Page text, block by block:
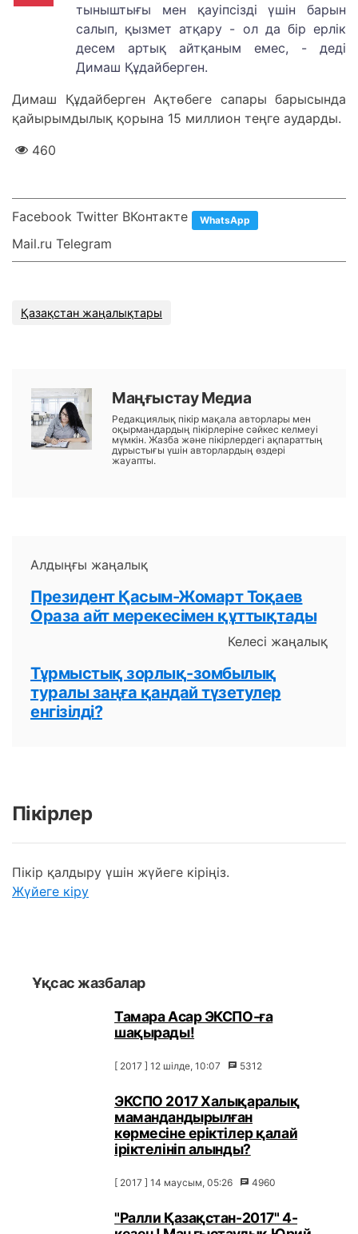
тыныштығы мен қауіпсізді үшін барын
салып, қызмет атқару - ол да бір ерлік
десем артық айтқаным емес, - деді
Димаш Құдайберген.
Димаш Құдайберген Ақтөбеге сапары барысында
қайырымдылық қорына 15 миллион теңге аударды.
460
Facebook Twitter ВКонтакте WhatsApp
Mail.ru Telegram
Қазақстан жаңалықтары
Маңғыстау Медиа
Редакциялық пікір мақала авторлары мен
оқырмандардың пікірлеріне сәйкес келмеуі
мүмкін. Жазба және пікірлердегі ақпараттың
дұрыстығы үшін авторлардың өздері
жауапты.
Алдыңғы жаңалық
Президент Қасым-Жомарт Тоқаев
Ораза айт мерекесімен құттықтады
Келесі жаңалық
Тұрмыстық зорлық-зомбылық
туралы заңға қандай түзетулер
енгізілді?
Пікірлер
Пікір қалдыру үшін жүйеге кіріңіз.
Жүйеге кіру
Ұқсас жазбалар
Тамара Асар ЭКСПО-ға
шақырады!
[ 2017 ] 12 шілде, 10:07 5312
ЭКСПО 2017 Халықаралық
мамандандырылған
көрмесіне еріктілер қалай
іріктелініп алынды?
[ 2017 ] 14 маусым, 05:26 4960
"Ралли Қазақстан-2017" 4-